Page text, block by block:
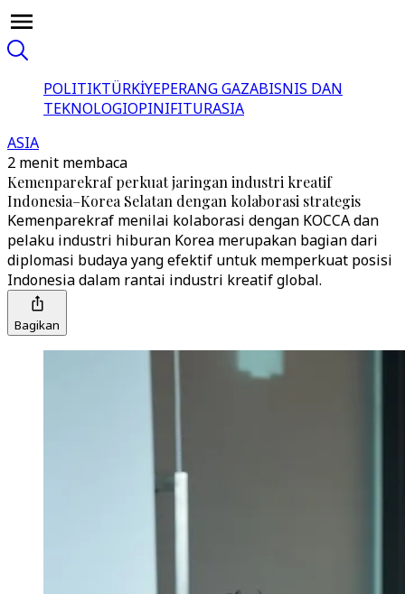
POLITIKTÜRKİYEPERANG GAZABISNIS DAN
TEKNOLOGIOPINIFITURASIA
ASIA
2 menit membaca
Kemenparekraf perkuat jaringan industri kreatif
Indonesia–Korea Selatan dengan kolaborasi strategis
Kemenparekraf menilai kolaborasi dengan KOCCA dan
pelaku industri hiburan Korea merupakan bagian dari
diplomasi budaya yang efektif untuk memperkuat posisi
Indonesia dalam rantai industri kreatif global.
Bagikan